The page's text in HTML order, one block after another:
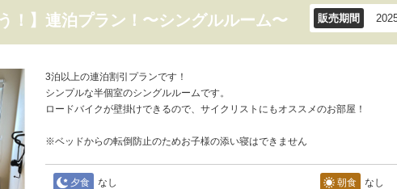
！】連泊プラン！〜シングルルーム〜 販売期間
3泊以上の連泊割引プランです！
シンプルな半個室のシングルルームです。
ロードバイクが壁掛けできるので、サイクリストにもオススメのお部屋！
※ベッドからの転倒防止のためお子様の添い寝はできません
夕食 なし 朝食 なし